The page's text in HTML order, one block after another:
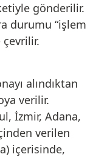
gönderilir.
durumu “işlem
çevrilir.
alındıktan
verilir.
İzmir, Adana,
verilen
içerisinde,